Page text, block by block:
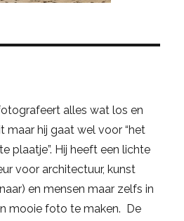
alles wat los en
maar hij gaat wel voor “het
plaatje”. Hij heeft een lichte
voor architectuur, kunst
en mensen maar zelfs in
mooie foto te maken. De